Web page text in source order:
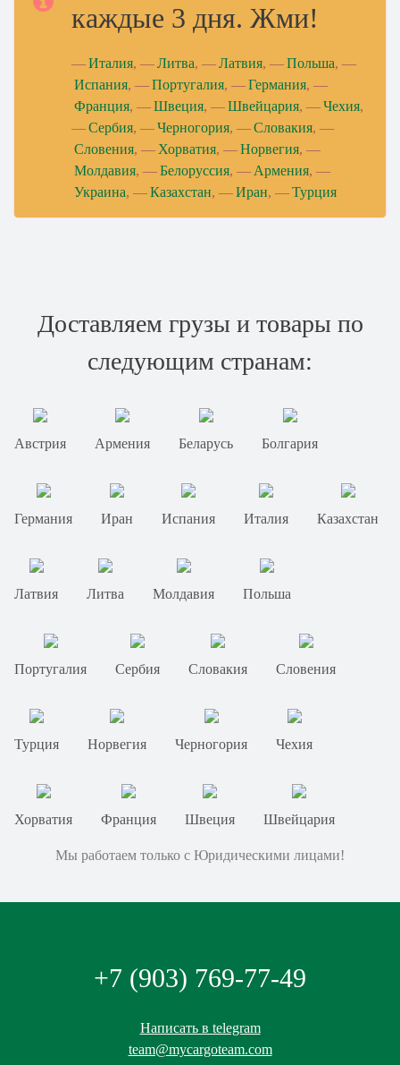
каждые 3 дня. Жми!
—Италия, —Литва, —Латвия, —Польша, —
Испания, —Португалия, —Германия, —
Франция, —Швеция, —Швейцария, —Чехия,
—Сербия, —Черногория, —Словакия, —
Словения, — Хорватия, —Норвегия, —
Молдавия, —Белоруссия, — Армения, —
Украина, —Казахстан, —Иран, —Турция
Доставляем грузы и товары по
следующим странам:
Австрия Армения Беларусь Болгария
Германия Иран Испания Италия Казахстан
Латвия Литва Молдавия Польша
Португалия Сербия Словакия Словения
Турция Норвегия Черногория Чехия
Хорватия Франция Швеция Швейцария
Мы работаем только с Юридическими лицами!
+7 (903) 769-77-49
Написать в telegram
team@mycargoteam.сom